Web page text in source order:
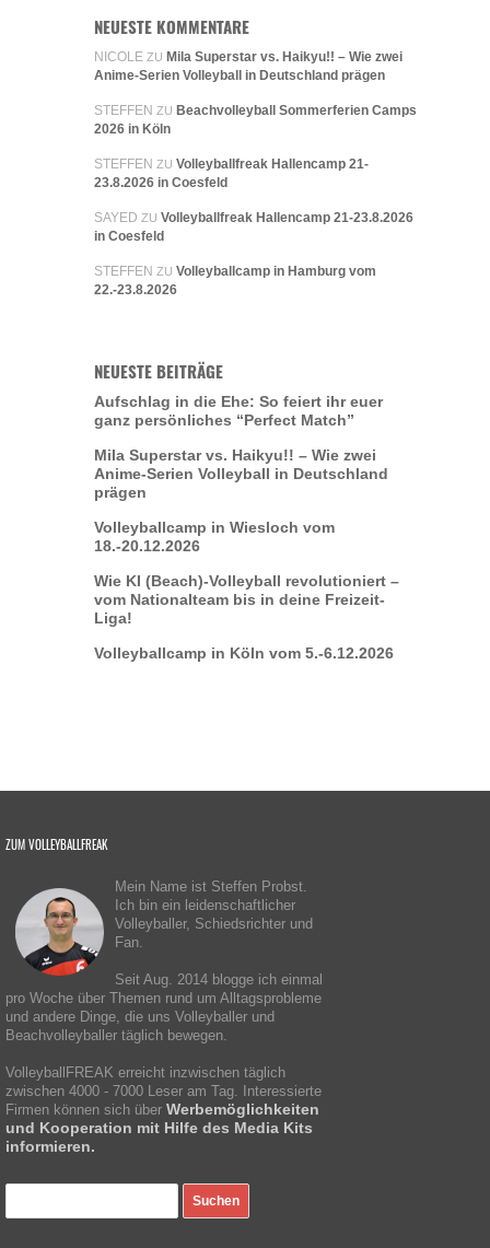
NEUESTE KOMMENTARE
NICOLE ZU Mila Superstar vs. Haikyu!! – Wie zwei
Anime-Serien Volleyball in Deutschland prägen
STEFFEN ZU Beachvolleyball Sommerferien Camps
2026 in Köln
STEFFEN ZU Volleyballfreak Hallencamp 21-
23.8.2026 in Coesfeld
SAYED ZU Volleyballfreak Hallencamp 21-23.8.2026
in Coesfeld
STEFFEN ZU Volleyballcamp in Hamburg vom
22.-23.8.2026
NEUESTE BEITRÄGE
Aufschlag in die Ehe: So feiert ihr euer
ganz persönliches “Perfect Match”
Mila Superstar vs. Haikyu!! – Wie zwei
Anime-Serien Volleyball in Deutschland
prägen
Volleyballcamp in Wiesloch vom
18.-20.12.2026
Wie KI (Beach)-Volleyball revolutioniert –
vom Nationalteam bis in deine Freizeit-
Liga!
Volleyballcamp in Köln vom 5.-6.12.2026
ZUM VOLLEYBALLFREAK
Mein Name ist Steffen Probst.
Ich bin ein leidenschaftlicher
Volleyballer, Schiedsrichter und
Fan.
Seit Aug. 2014 blogge ich einmal
pro Woche über Themen rund um Alltagsprobleme
und andere Dinge, die uns Volleyballer und
Beachvolleyballer täglich bewegen.
VolleyballFREAK erreicht inzwischen täglich
zwischen 4000 - 7000 Leser am Tag. Interessierte
Firmen können sich über Werbemöglichkeiten
und Kooperation mit Hilfe des Media Kits
informieren.